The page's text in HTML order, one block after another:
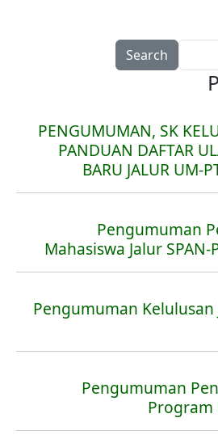
PENGUMUMAN, SK
PANDUAN DAFTAR
BARU JALUR UM-
Pengumuman
Mahasiswa Jalur
Pengumuman Kelulusan
Pengumuman
Program